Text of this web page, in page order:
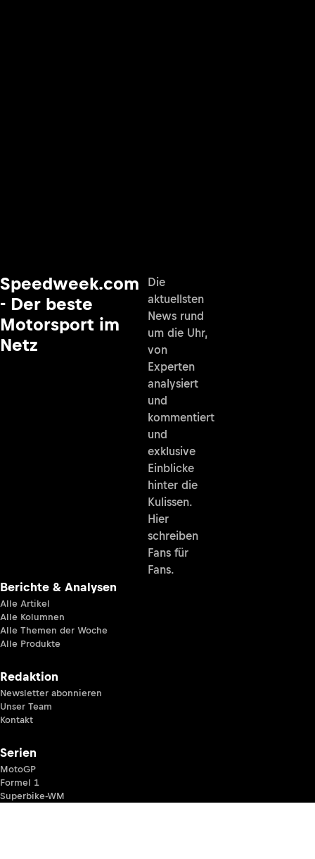
Speedweek.com
- Der beste
Motorsport im
Netz
Die
aktuellsten
News rund
um die Uhr,
von
Experten
analysiert
und
kommentiert
und
exklusive
Einblicke
hinter die
Kulissen.
Hier
schreiben
Fans für
Fans.
Berichte & Analysen
Alle Artikel
Alle Kolumnen
Alle Themen der Woche
Alle Produkte
Redaktion
Newsletter abonnieren
Unser Team
Kontakt
Serien
MotoGP
Formel 1
Superbike-WM